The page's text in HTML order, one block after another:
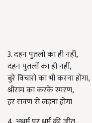
3. दहन पुतलों का ही नहीं,
दहन पुतलों का ही नहीं,
बुरे विचारों का भी करना होगा,
श्रीराम का करके स्मरण,
हर रावण से लड़ना होगा